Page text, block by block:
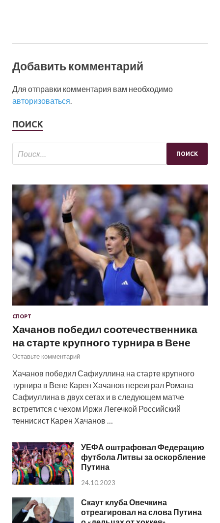
Добавить комментарий
Для отправки комментария вам необходимо
авторизоваться.
ПОИСК
СПОРТ
Хачанов победил соотечественника
на старте крупного турнира в Вене
Оставьте комментарий
Хачанов победил Сафиуллина на старте крупного
турнира в Вене Карен Хачанов переиграл Романа
Сафиуллина в двух сетах и в следующем матче
встретится с чехом Иржи Легечкой Российский
теннисист Карен Хачанов …
УЕФА оштрафовал Федерацию
футбола Литвы за оскорбление
Путина
24.10.2023
Скаут клуба Овечкина
отреагировал на слова Путина